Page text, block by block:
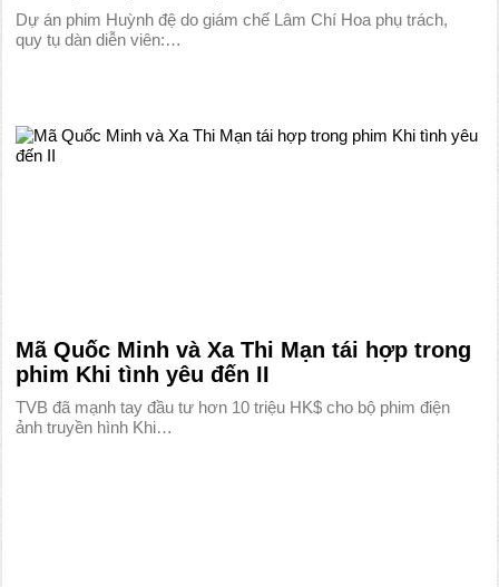
Dự án phim Huỳnh đệ do giám chế Lâm Chí Hoa phụ trách,
quy tụ dàn diễn viên:…
Mã Quốc Minh và Xa Thi Mạn tái hợp trong
phim Khi tình yêu đến II
TVB đã mạnh tay đầu tư hơn 10 triệu HK$ cho bộ phim điện
ảnh truyền hình Khi…